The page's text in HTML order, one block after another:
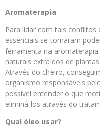
Aromaterapia
Para lidar com tais
essenciais se tornaram
ferramenta na
naturais extraídos de
Através do cheiro,
organismo responsáveis
possível entender o que
eliminá-los através do
Qual óleo usar?